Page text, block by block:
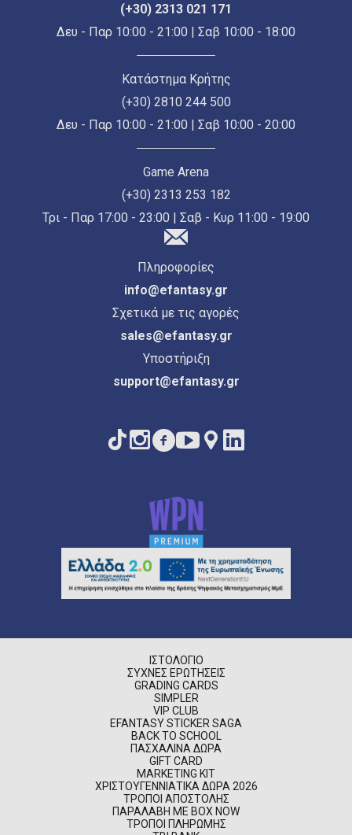
(+30) 2313 021 171
Δευ - Παρ 10:00 - 21:00 | Σαβ 10:00 - 18:00
Κατάστημα Κρήτης
(+30) 2810 244 500
Δευ - Παρ 10:00 - 21:00 | Σαβ 10:00 - 20:00
Game Arena
(+30) 2313 253 182
Τρι - Παρ 17:00 - 23:00 | Σαβ - Κυρ 11:00 - 19:00
Πληροφορίες
info@efantasy.gr
Σχετικά με τις αγορές
sales@efantasy.gr
Υποστήριξη
support@efantasy.gr
ΙΣΤΟΛΌΓΙΟ
ΣΥΧΝΈΣ ΕΡΩΤΉΣΕΙΣ
GRADING CARDS
SIMPLER
VIP CLUB
EFANTASY STICKER SAGA
BACK TO SCHOOL
ΠΑΣΧΑΛΙΝΆ ΔΏΡΑ
GIFT CARD
MARKETING KIT
ΧΡΙΣΤΟΥΓΕΝΝΙΆΤΙΚΑ ΔΏΡΑ 2026
ΤΡΌΠΟΙ ΑΠΟΣΤΟΛΉΣ
ΠΑΡΑΛΑΒΉ ΜΕ BOX NOW
ΤΡΌΠΟΙ ΠΛΗΡΩΜΉΣ